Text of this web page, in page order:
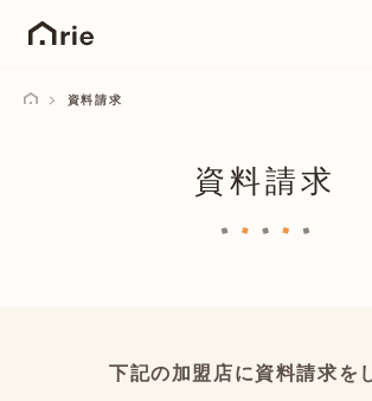
資料請求
資料請求
下記の加盟店に資料請求を